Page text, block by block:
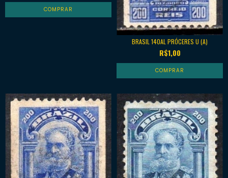
BRASIL 140AL PRÓCERES U (A)
R$1,00